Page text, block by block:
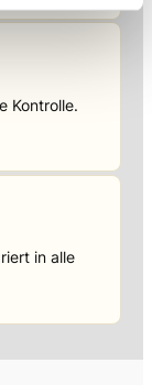
Kontrolle.
in alle